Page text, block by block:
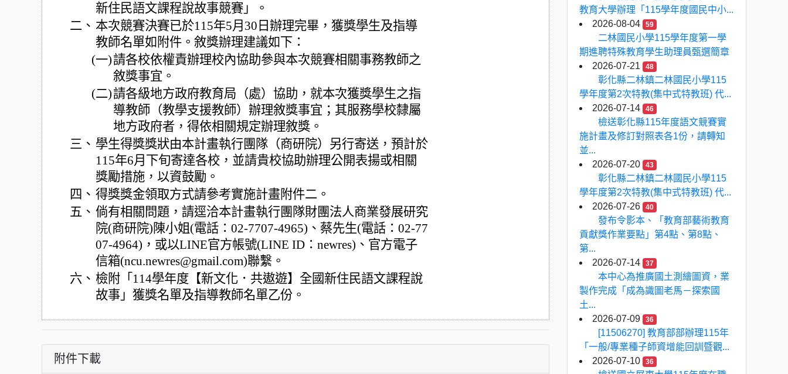
新住民語文課程說故事競賽」。
二、 本次競賽決賽已於115年5月30日辦理完畢，獲獎學生及指導
教師名單如附件。敘獎辦理建議如下：
(一)請各校依權責辦理校內協助參與本次競賽相關事務教師之
敘獎事宜。
(二)請各級地方政府教育局（處）協助，就本次獲獎學生之指
導教師（教學支援教師）辦理敘獎事宜；其服務學校隸屬
地方政府者，得依相關規定辦理敘獎。
三、 學生得獎獎狀由本計畫執行團隊（商研院）另行寄送，預計於
115年6月下旬寄達各校，並請貴校協助辦理公開表揚或相關
獎勵措施，以資鼓勵。
四、 得獎獎金領取方式請參考實施計畫附件二。
五、 倘有相關問題，請逕洽本計畫執行團隊財團法人商業發展研究
院(商研院)陳小姐(電話：02-7707-4965)、蔡先生(電話：02-77
07-4964)，或以LINE官方帳號(LINE ID：newres)、官方電子
信箱(ncu.newres@gmail.com)聯繫。
六、 檢附「114學年度【新文化．共遨遊】全國新住民語文課程說
故事」獲獎名單及指導教師名單乙份。
附件下載
教育大學辦理「115學年度國民中小...
2026-08-04
59
二林國民小學115學年度第一學
期進聘特殊教育學生助理員甄選簡章
2026-07-21
48
彰化縣二林鎮二林國民小學115
學年度第2次特教(集中式特教班) 代...
2026-07-14
46
檢送彰化縣115年度語文競賽實
施計畫及修訂對照表各1份，請轉知
並...
2026-07-20
43
彰化縣二林鎮二林國民小學115
學年度第2次特教(集中式特教班) 代...
2026-07-26
40
發布令影本、「教育部藝術教育
貢獻獎作業要點」第4點、第8點、
第...
2026-07-14
37
本中心為推廣國土測繪圖資，業
製作完成「成為識圖老馬－探索國
土...
2026-07-09
36
[11506270] 教育部部辦理115年
「一般/專業種子師資增能回訓暨觀...
2026-07-10
36